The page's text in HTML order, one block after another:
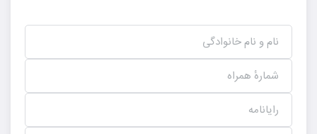
نام و نام خانوادگی
شمارهٔ همراه
رایانامه